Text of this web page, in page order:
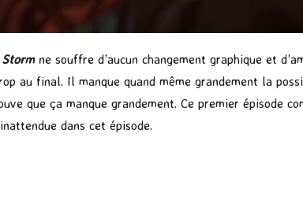
ne souffre d’aucun changement graphique et
au final. Il manque quand même grandement la
que ça manque grandement. Ce premier épisode
dans cet épisode.